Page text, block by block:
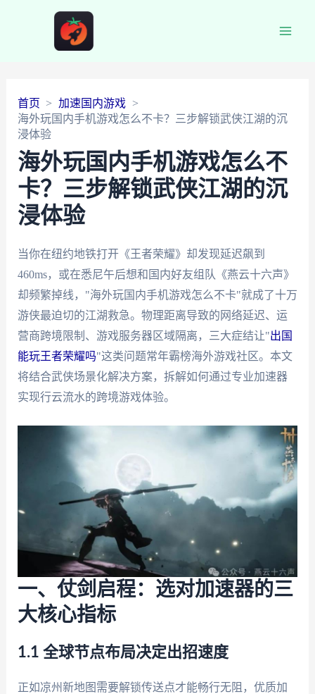
首页
加速国内游戏
海外玩国内手机游戏怎么不卡？三步解锁武侠江湖的沉
浸体验
海外玩国内手机游戏怎么不
卡？三步解锁武侠江湖的沉
浸体验
当你在纽约地铁打开《王者荣耀》却发现延迟飙到
460ms，或在悉尼午后想和国内好友组队《燕云十六声》
却频繁掉线，"海外玩国内手机游戏怎么不卡"就成了十万
游侠最迫切的江湖救急。物理距离导致的网络延迟、运
营商跨境限制、游戏服务器区域隔离，三大症结让"出国
能玩王者荣耀吗"这类问题常年霸榜海外游戏社区。本文
将结合武侠场景化解决方案，拆解如何通过专业加速器
实现行云流水的跨境游戏体验。
一、仗剑启程：选对加速器的三
大核心指标
1.1 全球节点布局决定出招速度
正如凉州新地图需要解锁传送点才能畅行无阻，优质加